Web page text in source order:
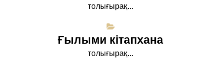
толығырақ...
Ғылыми кітапхана
толығырақ...